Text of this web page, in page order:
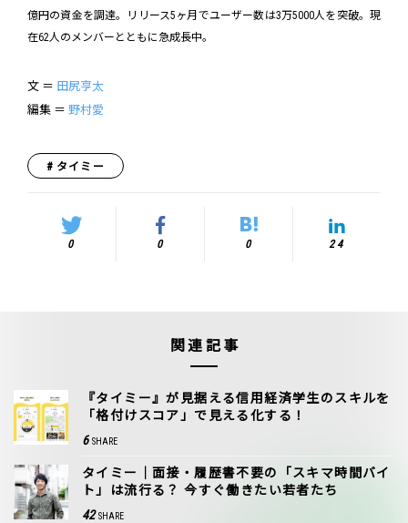
億円の資金を調達。リリース5ヶ月でユーザー数は3万5000人を突破。現
在62人のメンバーとともに急成長中。
文 ＝ 田尻亨太
編集 ＝ 野村愛
タイミー
0 0 0 24
関連記事
『タイミー』が見据える信用経済学生のスキルを
「格付けスコア」で見える化する！
6 SHARE
タイミー｜面接・履歴書不要の「スキマ時間バイ
ト」は流行る？ 今すぐ働きたい若者たち
42 SHARE